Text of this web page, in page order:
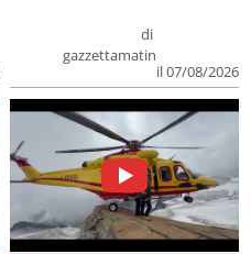
di
gazzettamatin
il 07/08/2026